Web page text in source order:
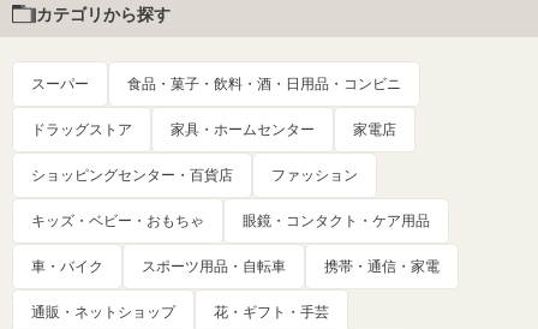
カテゴリから探す
スーパー 食品・菓子・飲料・酒・日用品・コンビニ
ドラッグストア 家具・ホームセンター 家電店
ショッピングセンター・百貨店 ファッション
キッズ・ベビー・おもちゃ 眼鏡・コンタクト・ケア用品
車・バイク スポーツ用品・自転車 携帯・通信・家電
通販・ネットショップ 花・ギフト・手芸